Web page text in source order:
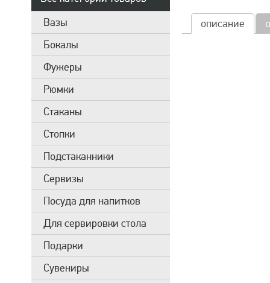
Вазы
Бокалы
Фужеры
Рюмки
Стаканы
Стопки
Подстаканники
Сервизы
Посуда для напитков
Для сервировки стола
Подарки
Сувениры
описание